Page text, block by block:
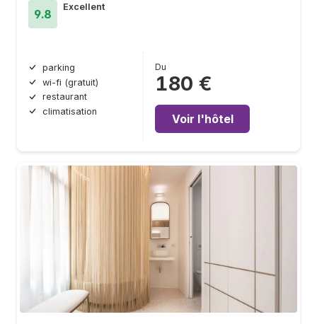
9.8
Excellent
parking
wi-fi (gratuit)
restaurant
climatisation
Du
180 €
Voir l'hôtel